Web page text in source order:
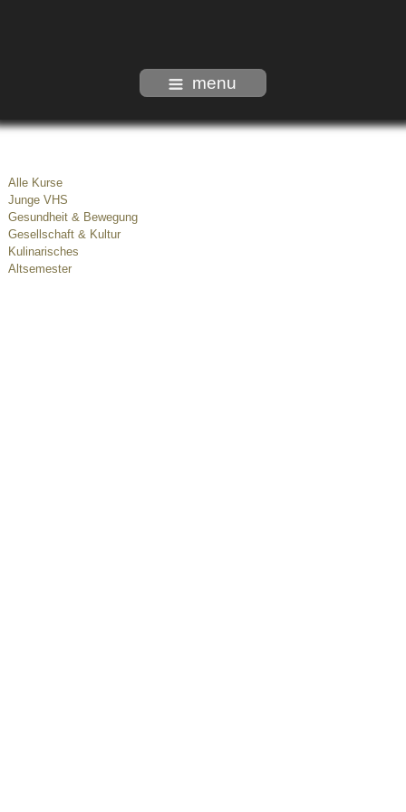
menu
Alle Kurse
Junge VHS
Gesundheit & Bewegung
Gesellschaft & Kultur
Kulinarisches
Altsemester